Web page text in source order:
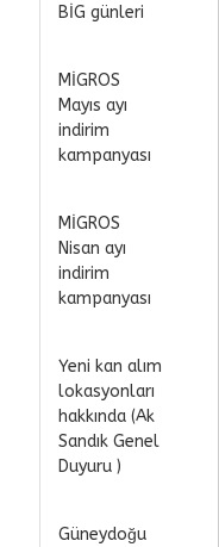
BİG günleri
MİGROS
Mayıs ayı
indirim
kampanyası
MİGROS
Nisan ayı
indirim
kampanyası
Yeni kan alım
lokasyonları
hakkında (Ak
Sandık Genel
Duyuru )
Güneydoğu